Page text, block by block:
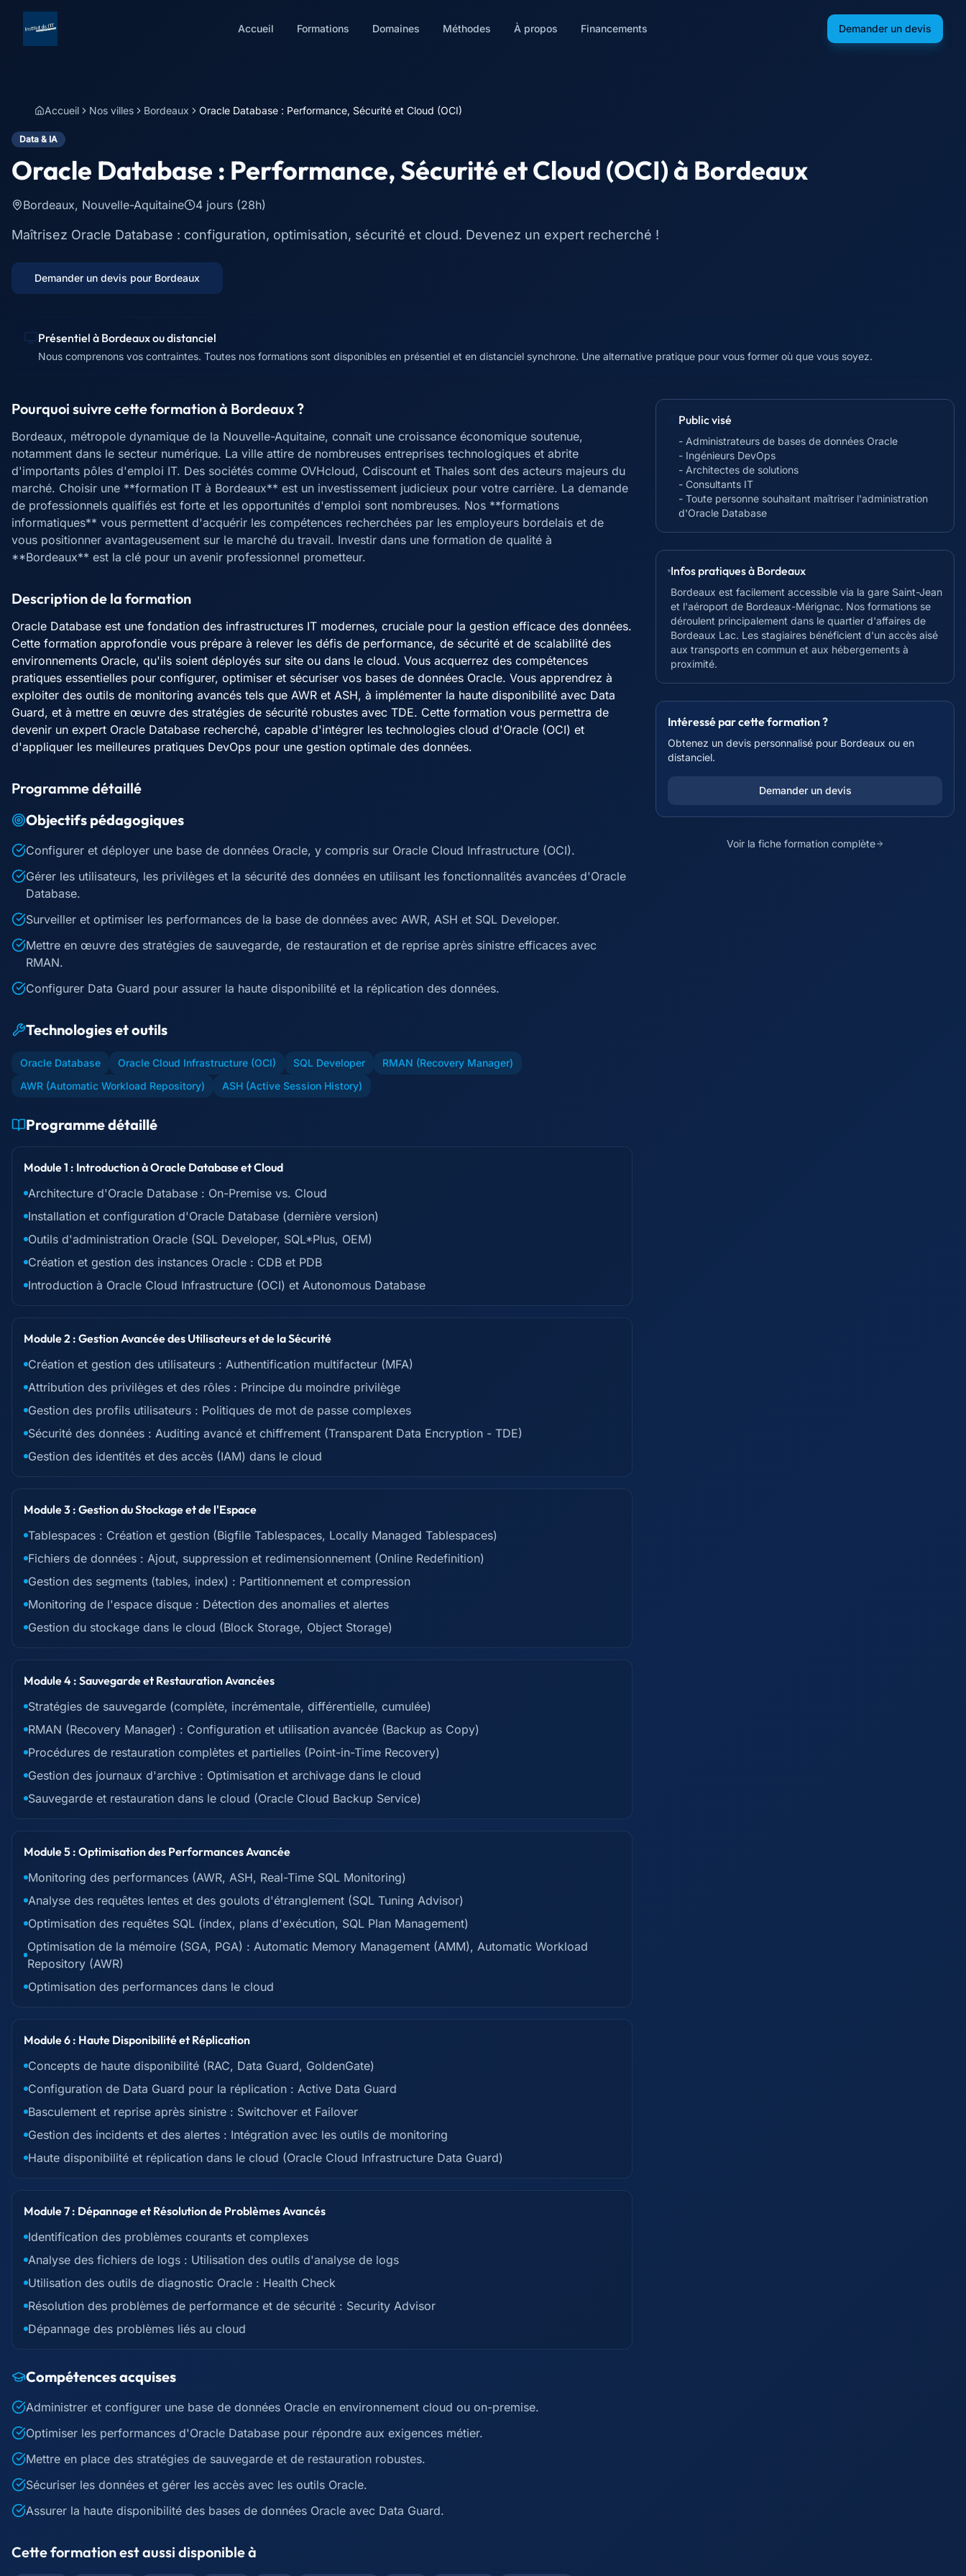
Accueil Formations Domaines Méthodes À propos Financements Demander un devis
Accueil Nos villes Bordeaux Oracle Database : Performance, Sécurité et Cloud (OCI)
Data & IA
Oracle Database : Performance, Sécurité et Cloud (OCI)à Bordeaux
Bordeaux, Nouvelle-Aquitaine 4 jours (28h)
Maîtrisez Oracle Database : configuration, optimisation, sécurité et cloud. Devenez un expert recherché !
Demander un devis pour Bordeaux
Présentiel à Bordeauxou distanciel
Nous comprenons vos contraintes. Toutes nos formations sont disponibles en présentiel et en distanciel synchrone. Une alternative pratique pour vous former où que vous soyez.
Pourquoi suivre cette formation à Bordeaux?
Bordeaux, métropole dynamique de la Nouvelle-Aquitaine, connaît une croissance économique soutenue,
notamment dans le secteur numérique. La ville attire de nombreuses entreprises technologiques et abrite
d'importants pôles d'emploi IT. Des sociétés comme OVHcloud, Cdiscount et Thales sont des acteurs majeurs du
marché. Choisir une **formation IT à Bordeaux** est un investissement judicieux pour votre carrière. La demande
de professionnels qualifiés est forte et les opportunités d'emploi sont nombreuses. Nos **formations
informatiques** vous permettent d'acquérir les compétences recherchées par les employeurs bordelais et de
vous positionner avantageusement sur le marché du travail. Investir dans une formation de qualité à
**Bordeaux** est la clé pour un avenir professionnel prometteur.
Description de la formation
Oracle Database est une fondation des infrastructures IT modernes, cruciale pour la gestion efficace des données.
Cette formation approfondie vous prépare à relever les défis de performance, de sécurité et de scalabilité des
environnements Oracle, qu'ils soient déployés sur site ou dans le cloud. Vous acquerrez des compétences
pratiques essentielles pour configurer, optimiser et sécuriser vos bases de données Oracle. Vous apprendrez à
exploiter des outils de monitoring avancés tels que AWR et ASH, à implémenter la haute disponibilité avec Data
Guard, et à mettre en œuvre des stratégies de sécurité robustes avec TDE. Cette formation vous permettra de
devenir un expert Oracle Database recherché, capable d'intégrer les technologies cloud d'Oracle (OCI) et
d'appliquer les meilleures pratiques DevOps pour une gestion optimale des données.
Programme détaillé
Objectifs pédagogiques
Configurer et déployer une base de données Oracle, y compris sur Oracle Cloud Infrastructure (OCI).
Gérer les utilisateurs, les privilèges et la sécurité des données en utilisant les fonctionnalités avancées d'Oracle
Database.
Surveiller et optimiser les performances de la base de données avec AWR, ASH et SQL Developer.
Mettre en œuvre des stratégies de sauvegarde, de restauration et de reprise après sinistre efficaces avec
RMAN.
Configurer Data Guard pour assurer la haute disponibilité et la réplication des données.
Technologies et outils
Oracle Database Oracle Cloud Infrastructure (OCI) SQL Developer
RMAN (Recovery Manager)
AWR (Automatic Workload Repository)
ASH (Active Session History)
Programme détaillé
Module 1 : Introduction à Oracle Database et Cloud
Architecture d'Oracle Database : On-Premise vs. Cloud
Installation et configuration d'Oracle Database (dernière version)
Outils d'administration Oracle (SQL Developer, SQL*Plus, OEM)
Création et gestion des instances Oracle : CDB et PDB
Introduction à Oracle Cloud Infrastructure (OCI) et Autonomous Database
Module 2 : Gestion Avancée des Utilisateurs et de la Sécurité
Création et gestion des utilisateurs : Authentification multifacteur (MFA)
Attribution des privilèges et des rôles : Principe du moindre privilège
Gestion des profils utilisateurs : Politiques de mot de passe complexes
Sécurité des données : Auditing avancé et chiffrement (Transparent Data Encryption - TDE)
Gestion des identités et des accès (IAM) dans le cloud
Module 3 : Gestion du Stockage et de l'Espace
Tablespaces : Création et gestion (Bigfile Tablespaces, Locally Managed Tablespaces)
Fichiers de données : Ajout, suppression et redimensionnement (Online Redefinition)
Gestion des segments (tables, index) : Partitionnement et compression
Monitoring de l'espace disque : Détection des anomalies et alertes
Gestion du stockage dans le cloud (Block Storage, Object Storage)
Module 4 : Sauvegarde et Restauration Avancées
Stratégies de sauvegarde (complète, incrémentale, différentielle, cumulée)
RMAN (Recovery Manager) : Configuration et utilisation avancée (Backup as Copy)
Procédures de restauration complètes et partielles (Point-in-Time Recovery)
Gestion des journaux d'archive : Optimisation et archivage dans le cloud
Sauvegarde et restauration dans le cloud (Oracle Cloud Backup Service)
Module 5 : Optimisation des Performances Avancée
Monitoring des performances (AWR, ASH, Real-Time SQL Monitoring)
Analyse des requêtes lentes et des goulots d'étranglement (SQL Tuning Advisor)
Optimisation des requêtes SQL (index, plans d'exécution, SQL Plan Management)
Optimisation de la mémoire (SGA, PGA) : Automatic Memory Management (AMM), Automatic Workload
Repository (AWR)
Optimisation des performances dans le cloud
Module 6 : Haute Disponibilité et Réplication
Concepts de haute disponibilité (RAC, Data Guard, GoldenGate)
Configuration de Data Guard pour la réplication : Active Data Guard
Basculement et reprise après sinistre : Switchover et Failover
Gestion des incidents et des alertes : Intégration avec les outils de monitoring
Haute disponibilité et réplication dans le cloud (Oracle Cloud Infrastructure Data Guard)
Module 7 : Dépannage et Résolution de Problèmes Avancés
Identification des problèmes courants et complexes
Analyse des fichiers de logs : Utilisation des outils d'analyse de logs
Utilisation des outils de diagnostic Oracle : Health Check
Résolution des problèmes de performance et de sécurité : Security Advisor
Dépannage des problèmes liés au cloud
Compétences acquises
Administrer et configurer une base de données Oracle en environnement cloud ou on-premise.
Optimiser les performances d'Oracle Database pour répondre aux exigences métier.
Mettre en place des stratégies de sauvegarde et de restauration robustes.
Sécuriser les données et gérer les accès avec les outils Oracle.
Assurer la haute disponibilité des bases de données Oracle avec Data Guard.
Cette formation est aussi disponible à
Public visé
- Administrateurs de bases de données Oracle
- Ingénieurs DevOps
- Architectes de solutions
- Consultants IT
- Toute personne souhaitant maîtriser l'administration
d'Oracle Database
Infos pratiques à Bordeaux
Bordeaux est facilement accessible via la gare Saint-Jean
et l'aéroport de Bordeaux-Mérignac. Nos formations se
déroulent principalement dans le quartier d'affaires de
Bordeaux Lac. Les stagiaires bénéficient d'un accès aisé
aux transports en commun et aux hébergements à
proximité.
Intéressé par cette formation ?
Obtenez un devis personnalisé pour Bordeaux ou en
distanciel.
Demander un devis
Voir la fiche formation complète